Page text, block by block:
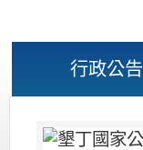
行政公告